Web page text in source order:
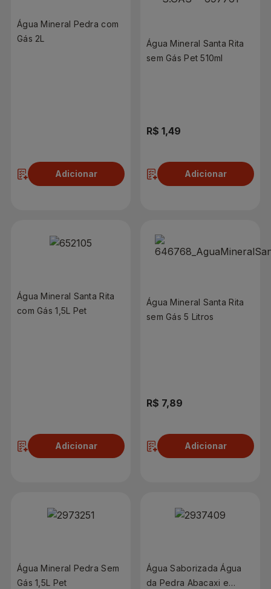
Água Mineral Pedra com
Gás 2L
Adicionar
Água Mineral Santa Rita
sem Gás Pet 510ml
R$ 1,49
Adicionar
Água Mineral Santa Rita
com Gás 1,5L Pet
Adicionar
Água Mineral Santa Rita
sem Gás 5 Litros
R$ 7,89
Adicionar
Água Mineral Pedra Sem
Gás 1,5L Pet
Água Saborizada Água
da Pedra Abacaxi e